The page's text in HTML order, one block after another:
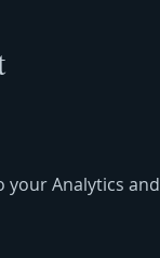
your Analytics